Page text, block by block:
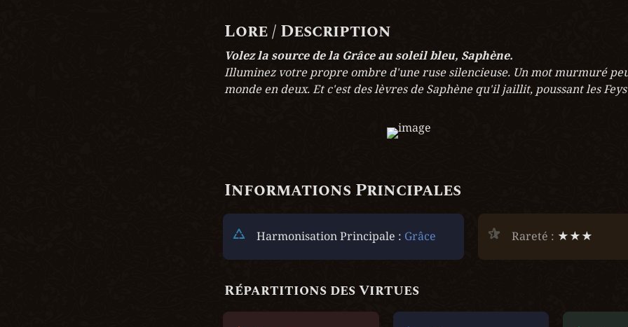
Lore / Description
Volez la source de la Grâce au soleil bleu, Saphène.
Illuminez votre propre ombre d'une ruse silencieuse. Un mot murmuré
monde en deux. Et c'est des lèvres de Saphène qu'il jaillit, poussant les
Informations Principales
Harmonisation Principale : Grâce Rareté : ★★★
Répartitions des Virtues